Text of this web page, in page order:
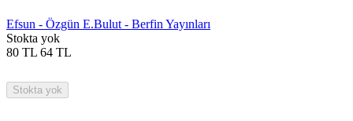
Efsun - Özgün E.Bulut - Berfin Yayınları
Stokta yok
80 TL 64 TL
Stokta yok